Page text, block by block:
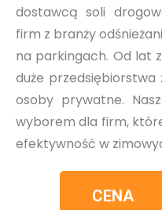
dostawcą soli
firm z branży
na parkingach. Od lat
duże przedsiębiorstwa
osoby prywatne.
wyborem dla firm,
efektywność w
CENA